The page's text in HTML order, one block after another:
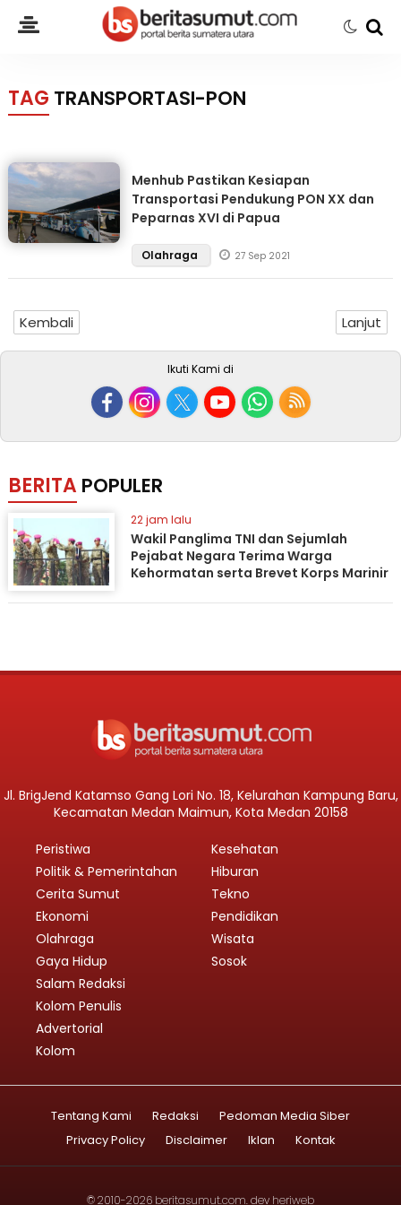
TAG TRANSPORTASI-PON
Menhub Pastikan Kesiapan
Transportasi Pendukung PON XX dan
Peparnas XVI di Papua
Olahraga 27 Sep 2021
Kembali Lanjut
Ikuti Kami di
BERITA POPULER
22 jam lalu
Wakil Panglima TNI dan Sejumlah
Pejabat Negara Terima Warga
Kehormatan serta Brevet Korps Marinir
Jl. BrigJend Katamso Gang Lori No. 18, Kelurahan Kampung Baru,
Kecamatan Medan Maimun, Kota Medan 20158
Peristiwa
Politik & Pemerintahan
Cerita Sumut
Ekonomi
Olahraga
Gaya Hidup
Kesehatan
Hiburan
Tekno
Pendidikan
Wisata
Sosok
Salam Redaksi
Kolom Penulis
Advertorial
Kolom
Tentang Kami Redaksi
Pedoman Media Siber
Privacy Policy
Disclaimer Iklan Kontak
© 2010-2026 beritasumut.com. dev heriweb